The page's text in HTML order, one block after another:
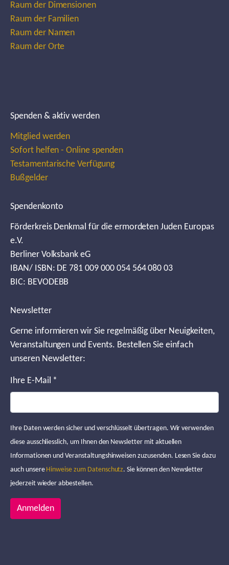
Raum der Dimensionen
Raum der Familien
Raum der Namen
Raum der Orte
Spenden & aktiv werden
Mitglied werden
Sofort helfen - Online spenden
Testamentarische Verfügung
Bußgelder
Spendenkonto
Förderkreis Denkmal für die ermordeten Juden Europas
e.V.
Berliner Volksbank eG
IBAN/ ISBN: DE 781 009 000 054 564 080 03
BIC: BEVODEBB
Newsletter
Gerne informieren wir Sie regelmäßig über Neuigkeiten,
Veranstaltungen und Events. Bestellen Sie einfach
unseren Newsletter:
Ihre E-Mail *
Ihre Daten werden sicher und verschlüsselt übertragen. Wir verwenden
diese ausschliesslich, um Ihnen den Newsletter mit aktuellen
Informationen und Veranstaltungshinweisen zuzusenden. Lesen Sie dazu
auch unsere Hinweise zum Datenschutz. Sie können den Newsletter
jederzeit wieder abbestellen.
Anmelden